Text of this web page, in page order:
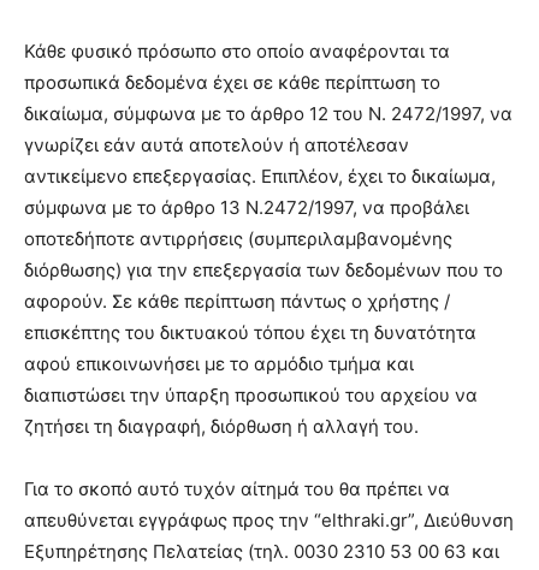
Κάθε φυσικό πρόσωπο στο οποίο αναφέρονται τα
προσωπικά δεδομένα έχει σε κάθε περίπτωση το
δικαίωμα, σύμφωνα με το άρθρο 12 του Ν. 2472/1997, να
γνωρίζει εάν αυτά αποτελούν ή αποτέλεσαν
αντικείμενο επεξεργασίας. Επιπλέον, έχει το δικαίωμα,
σύμφωνα με το άρθρο 13 Ν.2472/1997, να προβάλει
οποτεδήποτε αντιρρήσεις (συμπεριλαμβανομένης
διόρθωσης) για την επεξεργασία των δεδομένων που το
αφορούν. Σε κάθε περίπτωση πάντως ο χρήστης /
επισκέπτης του δικτυακού τόπου έχει τη δυνατότητα
αφού επικοινωνήσει με το αρμόδιο τμήμα και
διαπιστώσει την ύπαρξη προσωπικού του αρχείου να
ζητήσει τη διαγραφή, διόρθωση ή αλλαγή του.
Για το σκοπό αυτό τυχόν αίτημά του θα πρέπει να
απευθύνεται εγγράφως προς την “elthraki.gr”, Διεύθυνση
Εξυπηρέτησης Πελατείας (τηλ. 0030 2310 53 00 63 και